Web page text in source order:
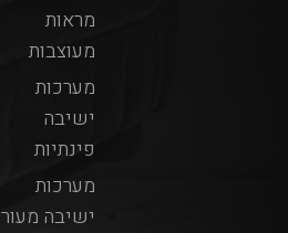
מראות
מעוצבות
מערכות
ישיבה
פינתיות
מערכות
ישיבה מעור